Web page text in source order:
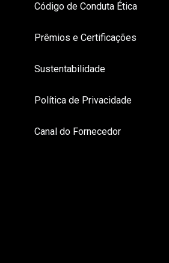
Código de Conduta Ética
Prêmios e Certificações
Sustentabilidade
Política de Privacidade
Canal do Fornecedor